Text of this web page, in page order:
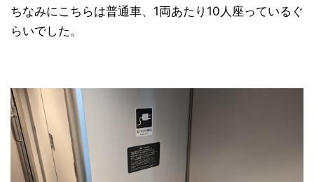
ちなみにこちらは普通車、1両あたり10人座っているぐ
らいでした。